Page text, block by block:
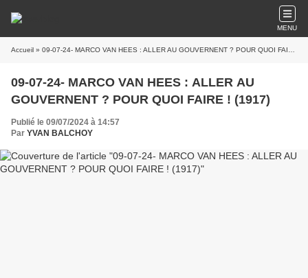
MENU
Accueil » 09-07-24- MARCO VAN HEES : ALLER AU GOUVERNENT ? POUR QUOI FAIRE ! (1917)
09-07-24- MARCO VAN HEES : ALLER AU
GOUVERNENT ? POUR QUOI FAIRE ! (1917)
Publié le 09/07/2024 à 14:57
Par YVAN BALCHOY